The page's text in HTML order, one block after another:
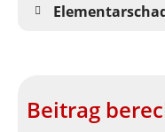
Beitrag